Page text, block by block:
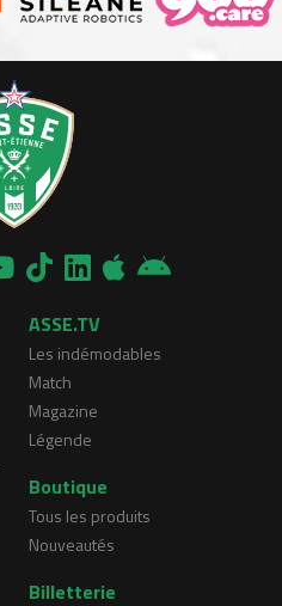
ASSE.TV
Les indémodables
Match
Magazine
Légende
Boutique
Tous les produits
Nouveautés
Billetterie